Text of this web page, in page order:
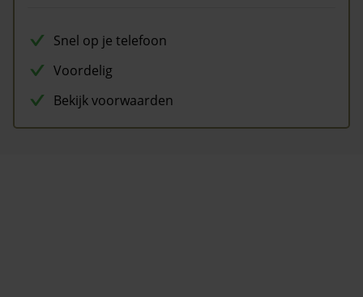
Snel op je telefoon
Voordelig
Bekijk voorwaarden